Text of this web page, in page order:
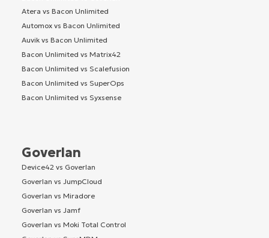
Atera vs Bacon Unlimited
Automox vs Bacon Unlimited
Auvik vs Bacon Unlimited
Bacon Unlimited vs Matrix42
Bacon Unlimited vs Scalefusion
Bacon Unlimited vs SuperOps
Bacon Unlimited vs Syxsense
Goverlan
Device42 vs Goverlan
Goverlan vs JumpCloud
Goverlan vs Miradore
Goverlan vs Jamf
Goverlan vs Moki Total Control